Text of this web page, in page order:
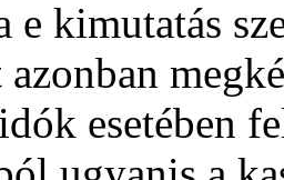
e kimutatás
azonban
esetében